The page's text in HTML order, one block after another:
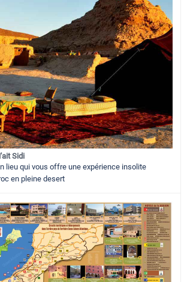
Sidi
lieu qui vous offre une expérience insolite
en pleine desert